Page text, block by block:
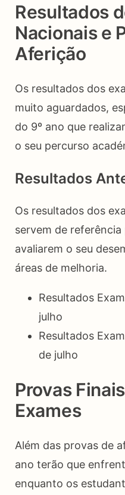
Resultados
Nacionais e
Aferição
Os resultados dos
muito aguardados,
do 9º ano que
o seu percurso
Resultados
Os resultados dos
servem de
avaliarem o seu
áreas de melhoria.
Resultados
julho
Resultados
de julho
Provas
Exames
Além das provas de
ano terão que
enquanto os